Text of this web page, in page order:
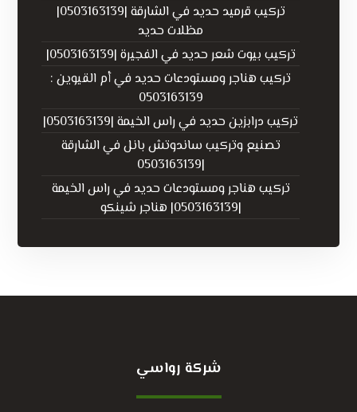
تركيب قرميد حديد في الشارقة |0503163139|
مظلات حديد
تركيب بيوت شعر حديد في الفجيرة |0503163139|
تركيب هناجر ومستودعات حديد في أم القيوين :
0503163139
تركيب درابزين حديد في راس الخيمة |0503163139|
تصنيع وتركيب ساندوتش بانل في الشارقة
|0503163139
تركيب هناجر ومستودعات حديد في راس الخيمة
|0503163139| هناجر شينكو
شركة رواسي